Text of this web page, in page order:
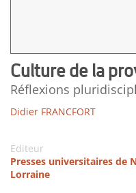
Culture de la
Réflexions
Didier FRANCFORT
Editeur
Presses universitaires de
Lorraine